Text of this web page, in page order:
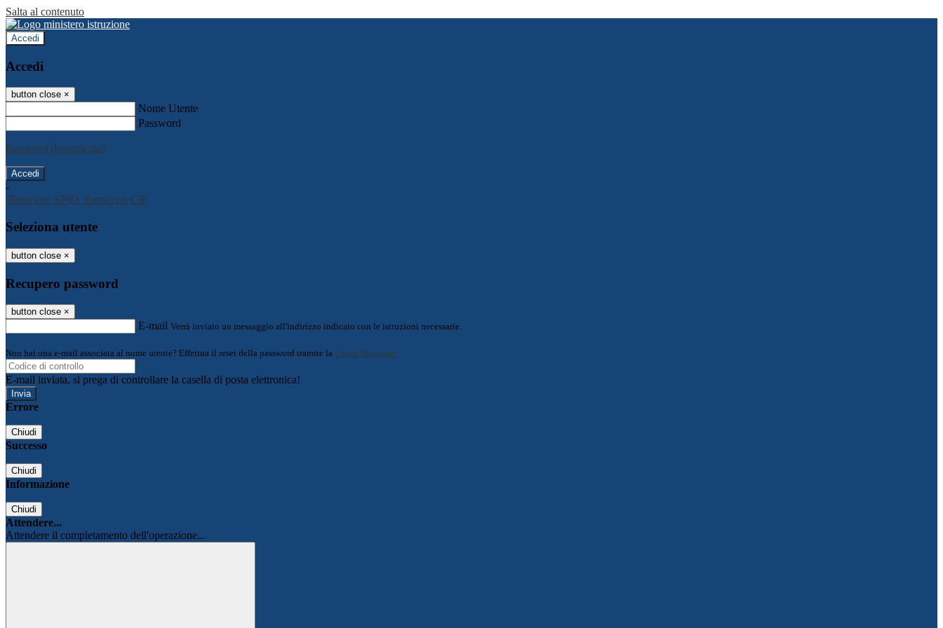
Salta al contenuto
Accedi
Accedi
button close ×
Nome Utente
Password
Password dimenticata?
-
Entra con SPID Entra con CIE
Seleziona utente
button close ×
Recupero password
button close ×
E-mail Verrà inviato un messaggio all'indirizzo indicato con le istruzioni necessarie.
Non hai una e-mail associata al nome utente? Effettua il reset della password tramite la Login Spaggiari
E-mail inviata, si prega di controllare la casella di posta elettronica!
Errore
Chiudi
Successo
Chiudi
Informazione
Chiudi
Attendere...
Attendere il completamento dell'operazione...